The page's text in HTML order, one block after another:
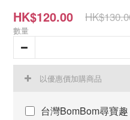
HK$120.00
數量
以優惠價加購商品
台灣BomBom尋寶